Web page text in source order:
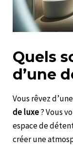
Quels
d’une
Vous rêvez
de luxe? Vous
espace de
créer une